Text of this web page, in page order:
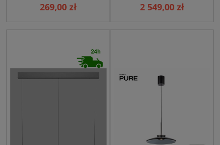
269,00 zł 2 549,00 zł